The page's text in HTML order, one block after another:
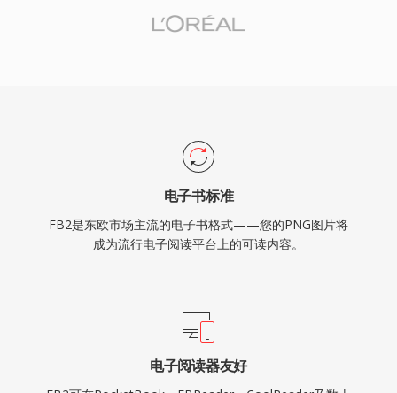
电子书标准
FB2是东欧市场主流的电子书格式——您的PNG图片将
成为流行电子阅读平台上的可读内容。
电子阅读器友好